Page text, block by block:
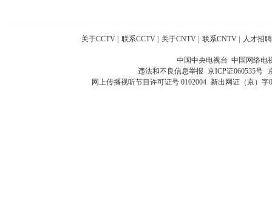
关于CCTV 联系CCTV 关于CNTV 联系CNTV 人才招聘
中国中央电视台 中国网络电
违法和不良信息举报 京ICP证060535号
网上传播视听节目许可证号 0102004 新出网证（京）